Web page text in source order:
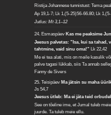
Ristija Johannese tunnistust: Tema
Ap 19,1-7; Lk 1,(5-25)56-66.80; Lk
Jutlus: Mt 3,1–12
24. Esmaspäev Kas me peaksime
Jeesus palvetas: "Isa, kui sa
tahtmine, vaid sinu oma!" Lk 22,42
Me ei tea alati, mis on meile kasulik
palve tagasi lükkab, siis Ta annab
Fanny de Sivers
25. Teisipäev Ma jätsin su maha
Js 54,7
Jeesus ütleb: Ma ei jäta teid
See on tõeline ime, et Jumal tuleb
juurde. Ta tuleb meie ellu.